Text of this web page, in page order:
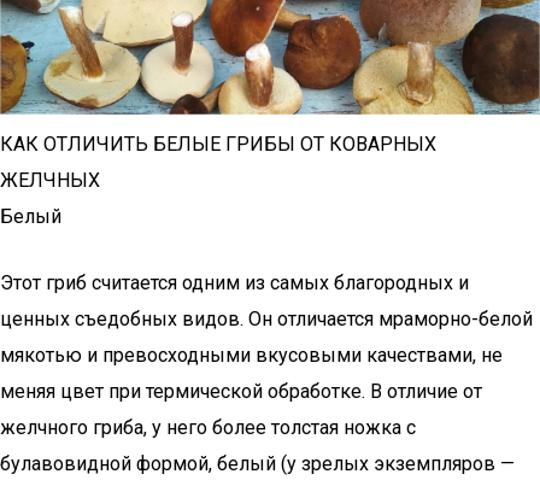
КАК ОТЛИЧИТЬ БЕЛЫЕ ГРИБЫ ОТ КОВАРНЫХ
ЖЕЛЧНЫХ
Белый
Этот гриб считается одним из самых благородных и
ценных съедобных видов. Он отличается мраморно-белой
мякотью и превосходными вкусовыми качествами, не
меняя цвет при термической обработке. В отличие от
желчного гриба, у него более толстая ножка с
булавовидной формой, белый (у зрелых экземпляров —